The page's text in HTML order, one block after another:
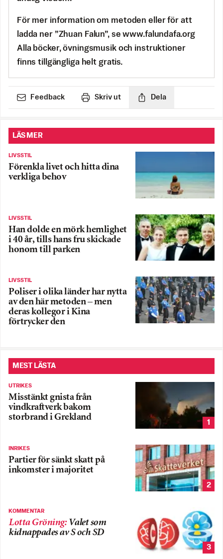
För mer information om metoden eller för att
ladda ner ”Zhuan Falun”, se www.falundafa.org
Alla böcker, övningsmusik och instruktioner
finns tillgängliga helt gratis.
Feedback Skriv ut Dela
LÄS MER
LIVSSTIL
Förenkla livet och hitta dina
verkliga behov
LIVSSTIL
Han dolde en mörk hemlighet
i 40 år, tills hans fru skickade
honom till parken
LIVSSTIL
Poliser i olika länder har nytta
av den här metoden – men
deras kollegor i Kina
förtrycker den
MEST LÄSTA
UTRIKES
Misstänkt gnista från
vindkraftverk bakom
storbrand i Grekland
1
INRIKES
Partier för sänkt skatt på
inkomster i majoritet
2
KOMMENTAR
Lotta Gröning: Valet som
kidnappades av S och SD
3